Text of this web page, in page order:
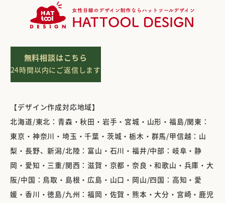
無料相談はこちら
24時間以内にご返信します
【デザイン作成対応地域】
北海道/東北：青森・秋田・岩手・宮城・山形・福島/関東：
東京・神奈川・埼玉・千葉・茨城・栃木・群馬/甲信越：山
梨・長野、新潟/北陸：富山・石川・福井/中部：岐阜・静
岡・愛知・三重/関西：滋賀・京都・奈良・和歌山・兵庫・大
阪/中国：鳥取・島根・広島・山口・岡山/四国：高知・愛
媛・香川・徳島/九州：福岡・佐賀・熊本・大分・宮崎・鹿児